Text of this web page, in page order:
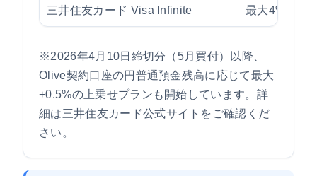
三井住友カード Visa Infinite 最大4%
※2026年4月10日締切分（5月買付）以降、
Olive契約口座の円普通預金残高に応じて最大
+0.5%の上乗せプランも開始しています。詳
細は三井住友カード公式サイトをご確認くだ
さい。